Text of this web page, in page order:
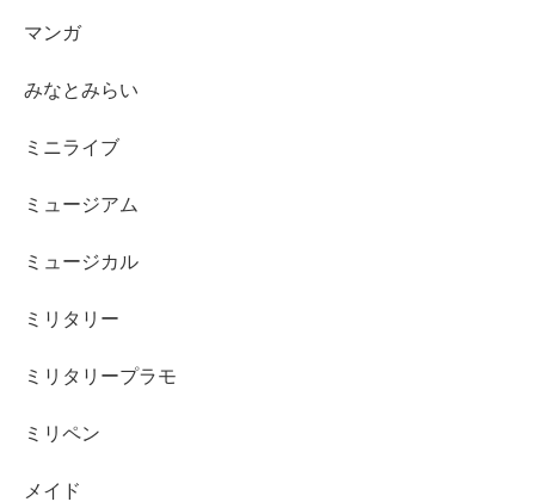
マンガ
みなとみらい
ミニライブ
ミュージアム
ミュージカル
ミリタリー
ミリタリープラモ
ミリペン
メイド